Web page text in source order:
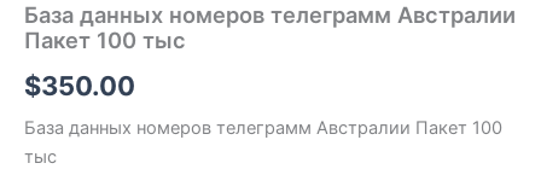
База данных номеров телеграмм Австралии
Пакет 100 тыс
$350.00
База данных номеров телеграмм Австралии Пакет 100
тыс